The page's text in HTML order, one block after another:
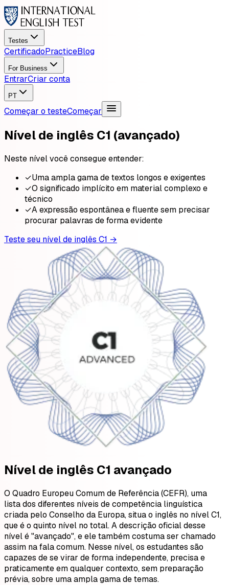
Testes
CertificadoPracticeBlog
For Business
EntrarCriar conta
PT
Começar o testeComeçar
Nível de inglês C1 (avançado)
Neste nível você consegue entender:
✓Uma ampla gama de textos longos e exigentes
✓O significado implícito em material complexo e
técnico
✓A expressão espontânea e fluente sem precisar
procurar palavras de forma evidente
Teste seu nível de inglês C1 →
Nível de inglês C1 avançado
O Quadro Europeu Comum de Referência (CEFR), uma
lista dos diferentes níveis de competência linguística
criada pelo Conselho da Europa, situa o inglês no nível C1,
que é o quinto nível no total. A descrição oficial desse
nível é "avançado", e ele também costuma ser chamado
assim na fala comum. Nesse nível, os estudantes são
capazes de se virar de forma independente, precisa e
praticamente em qualquer contexto, sem preparação
prévia, sobre uma ampla gama de temas.